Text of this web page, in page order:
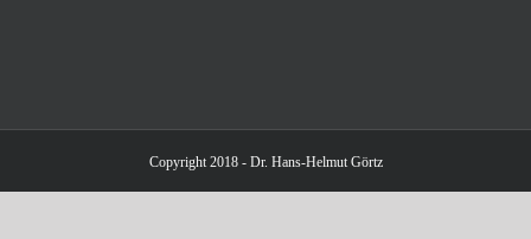
Copyright 2018 - Dr. Hans-Helmut Görtz